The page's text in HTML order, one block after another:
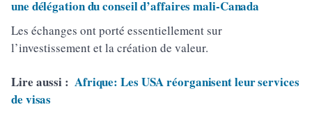
une délégation du conseil d’affaires mali-Canada
Les échanges ont porté essentiellement sur
l’investissement et la création de valeur.
Lire aussi : Afrique: Les USA réorganisent leur services
de visas